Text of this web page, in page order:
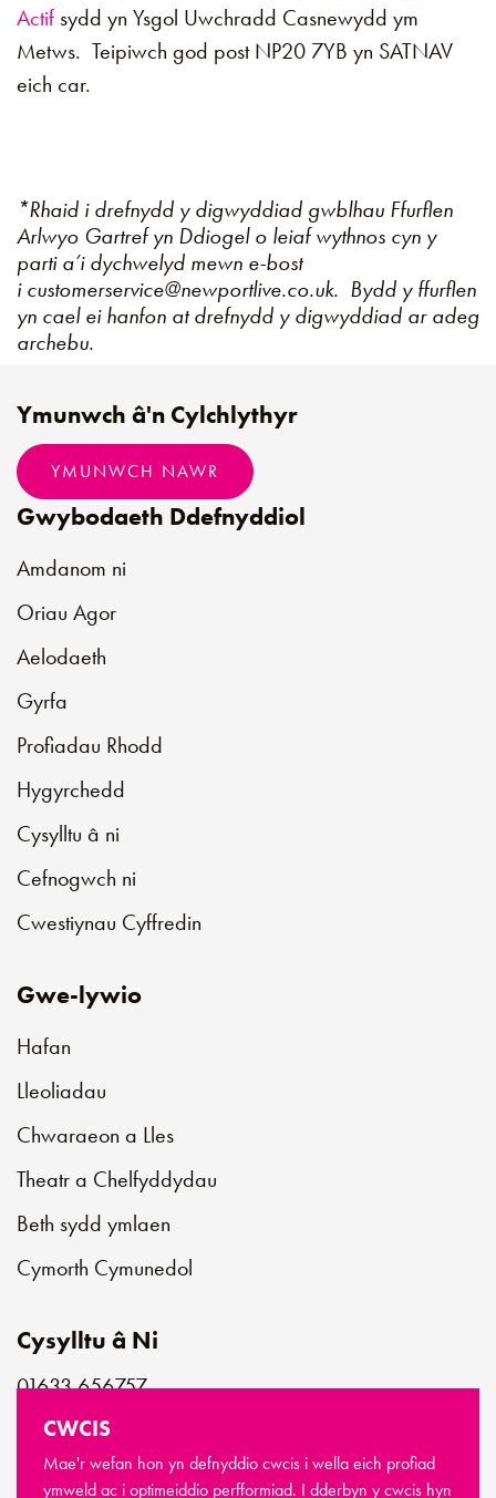
Actif sydd yn Ysgol Uwchradd Casnewydd ym
Metws. Teipiwch god post NP20 7YB yn SATNAV
eich car.
*Rhaid i drefnydd y digwyddiad gwblhau Ffurflen
Arlwyo Gartref yn Ddiogel o leiaf wythnos cyn y
parti a’i dychwelyd mewn e-bost
i customerservice@newportlive.co.uk. Bydd y ffurflen
yn cael ei hanfon at drefnydd y digwyddiad ar adeg
archebu.
Gwybodaeth Ddefnyddiol
Amdanom ni
Oriau Agor
Aelodaeth
Gyrfa
Profiadau Rhodd
Hygyrchedd
Cysylltu â ni
Cefnogwch ni
Cwestiynau Cyffredin
Gwe-lywio
Hafan
Lleoliadau
Chwaraeon a Lles
Theatr a Chelfyddydau
Beth sydd ymlaen
Cymorth Cymunedol
Cysylltu â Ni
01633 656757
customerservice@newportlive.co.uk
Ymunwch â'n Cylchlythyr
YMUNWCH NAWR
CWCIS
Mae'r wefan hon yn defnyddio cwcis i wella eich profiad
ymweld ac i optimeiddio perfformiad. I dderbyn y cwcis hyn